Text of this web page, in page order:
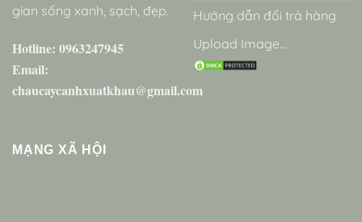
gian sống xanh, sạch, đẹp.
Hotline: 0963247945
Email:
chaucaycanhxuatkhau@gmail.com
Hướng dẫn đổi trả hàng
Upload Image...
MẠNG XÃ HỘI